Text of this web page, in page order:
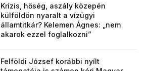
Krízis, hőség, aszály közepén
külföldön nyaralt a vízügyi
államtitkár? Kelemen Ágnes: „nem
akarok ezzel foglalkozni”
Felföldi József korábbi nyílt